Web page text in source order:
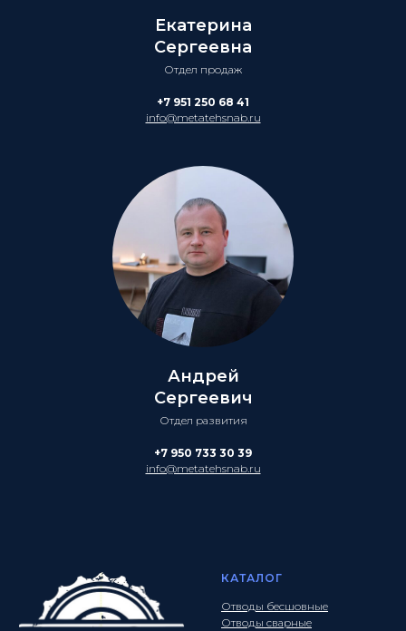
Екатерина
Сергеевна
Отдел продаж
+7 951 250 68 41
info@metatehsnab.ru
Андрей
Сергеевич
Отдел развития
+7 950 733 30 39
info@metatehsnab.ru
КАТАЛОГ
Отводы бесшовные
Отводы сварные